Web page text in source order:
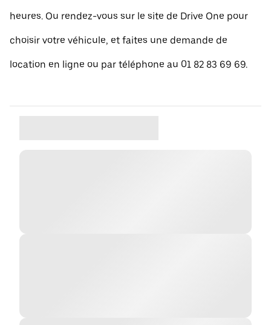
heures. Ou rendez-vous sur le site de Drive One pour
choisir votre véhicule, et faites une demande de
location en ligne ou par téléphone au 01 82 83 69 69.